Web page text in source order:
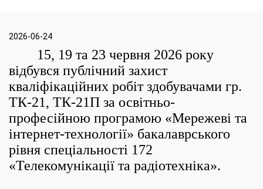
2026-06-24
15, 19 та 23 червня 2026 року
відбувся публічний захист
кваліфікаційних робіт здобувачами гр.
ТК-21, ТК-21П за освітньо-
професійною програмою «Мережеві та
інтернет-технології» бакалаврського
рівня спеціальності 172
«Телекомунікації та радіотехніка».